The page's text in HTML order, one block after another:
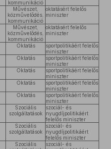
kommunikáció
Művészet,
közművelődés,
kommunikáció
oktatásért felelős
miniszter
Művészet,
közművelődés,
kommunikáció
oktatásért felelős
miniszter
Oktatás
sportpolitikáért felelős
miniszter
Oktatás
sportpolitikáért felelős
miniszter
Oktatás
sportpolitikáért felelős
miniszter
Oktatás
sportpolitikáért felelős
miniszter
Oktatás
sportpolitikáért felelős
miniszter
Szociális
szolgáltatások
szociál- és
nyugdíjpolitikáért
felelős miniszter
Szociális
szolgáltatások
szociál- és
nyugdíjpolitikáért
felelős miniszter
Szociális
szociál- és